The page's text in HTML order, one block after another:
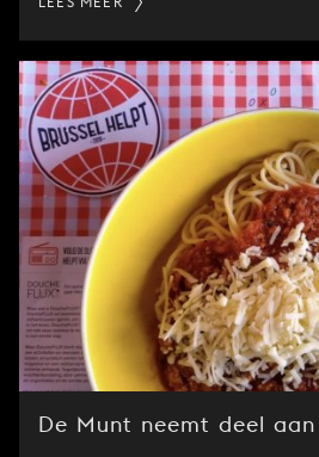
De Munt neemt deel